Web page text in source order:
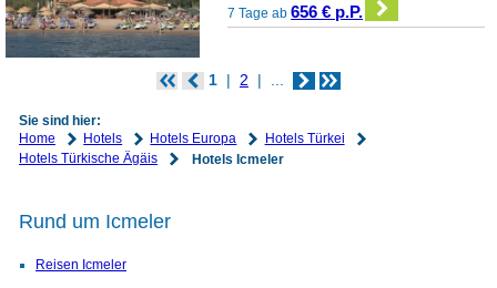
7 Tage ab656 € p.P.
1 2 ...
Sie sind hier:
Home
Hotels Hotels Europa
Hotels Türkei
Hotels Türkische Ägäis
Hotels Icmeler
Rund um Icmeler
Reisen Icmeler